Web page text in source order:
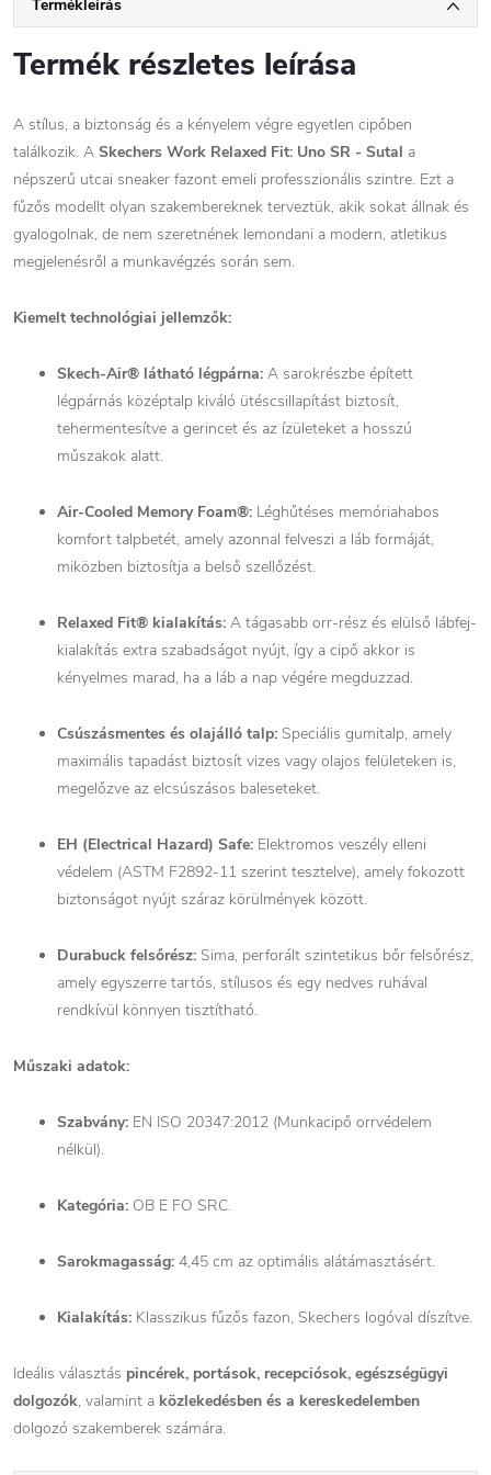
Termékleírás
Termék részletes leírása
A stílus, a biztonság és a kényelem végre egyetlen cipőben
találkozik. A Skechers Work Relaxed Fit: Uno SR - Sutal a
népszerű utcai sneaker fazont emeli professzionális szintre. Ezt a
fűzős modellt olyan szakembereknek terveztük, akik sokat állnak és
gyalogolnak, de nem szeretnének lemondani a modern, atletikus
megjelenésről a munkavégzés során sem.
Kiemelt technológiai jellemzők:
Skech-Air® látható légpárna: A sarokrészbe épített
légpárnás középtalp kiváló ütéscsillapítást biztosít,
tehermentesítve a gerincet és az ízületeket a hosszú
műszakok alatt.
Air-Cooled Memory Foam®: Léghűtéses memóriahabos
komfort talpbetét, amely azonnal felveszi a láb formáját,
miközben biztosítja a belső szellőzést.
Relaxed Fit® kialakítás: A tágasabb orr-rész és elülső lábfej-
kialakítás extra szabadságot nyújt, így a cipő akkor is
kényelmes marad, ha a láb a nap végére megduzzad.
Csúszásmentes és olajálló talp: Speciális gumitalp, amely
maximális tapadást biztosít vizes vagy olajos felületeken is,
megelőzve az elcsúszásos baleseteket.
EH (Electrical Hazard) Safe: Elektromos veszély elleni
védelem (ASTM F2892-11 szerint tesztelve), amely fokozott
biztonságot nyújt száraz körülmények között.
Durabuck felsőrész: Sima, perforált szintetikus bőr felsőrész,
amely egyszerre tartós, stílusos és egy nedves ruhával
rendkívül könnyen tisztítható.
Műszaki adatok:
Szabvány: EN ISO 20347:2012 (Munkacipő orrvédelem
nélkül).
Kategória: OB E FO SRC.
Sarokmagasság: 4,45 cm az optimális alátámasztásért.
Kialakítás: Klasszikus fűzős fazon, Skechers logóval díszítve.
Ideális választás pincérek, portások, recepciósok, egészségügyi
dolgozók, valamint a közlekedésben és a kereskedelemben
dolgozó szakemberek számára.